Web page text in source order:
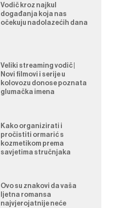
Vodič kroz najkul
događanja koja nas
očekuju nadolazećih dana
Veliki streaming vodič |
Novi filmovi i serije u
kolovozu donose poznata
glumačka imena
Kako organizirati i
pročistiti ormarić s
kozmetikom prema
savjetima stručnjaka
Ovo su znakovi da vaša
ljetna romansa
najvjerojatnije neće